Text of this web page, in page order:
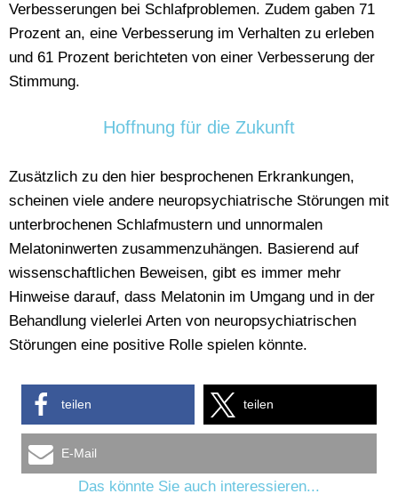
Verbesserungen bei Schlafproblemen. Zudem gaben 71
Prozent an, eine Verbesserung im Verhalten zu erleben
und 61 Prozent berichteten von einer Verbesserung der
Stimmung.
Hoffnung für die Zukunft
Zusätzlich zu den hier besprochenen Erkrankungen,
scheinen viele andere neuropsychiatrische Störungen mit
unterbrochenen Schlafmustern und unnormalen
Melatoninwerten zusammenzuhängen. Basierend auf
wissenschaftlichen Beweisen, gibt es immer mehr
Hinweise darauf, dass Melatonin im Umgang und in der
Behandlung vielerlei Arten von neuropsychiatrischen
Störungen eine positive Rolle spielen könnte.
teilen teilen
E-Mail
Das könnte Sie auch interessieren...